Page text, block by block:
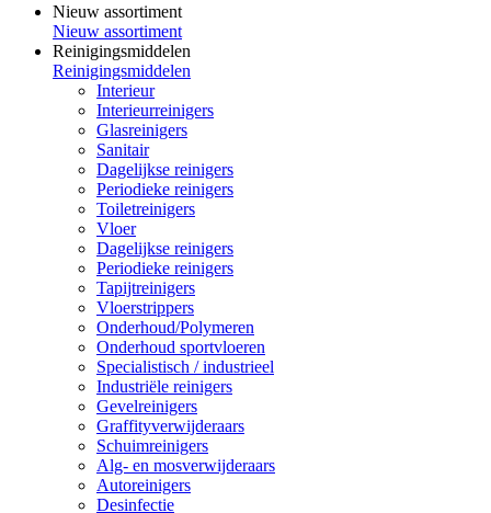
Nieuw assortiment
Nieuw assortiment
Reinigingsmiddelen
Reinigingsmiddelen
Interieur
Interieurreinigers
Glasreinigers
Sanitair
Dagelijkse reinigers
Periodieke reinigers
Toiletreinigers
Vloer
Dagelijkse reinigers
Periodieke reinigers
Tapijtreinigers
Vloerstrippers
Onderhoud/Polymeren
Onderhoud sportvloeren
Specialistisch / industrieel
Industriële reinigers
Gevelreinigers
Graffityverwijderaars
Schuimreinigers
Alg- en mosverwijderaars
Autoreinigers
Desinfectie